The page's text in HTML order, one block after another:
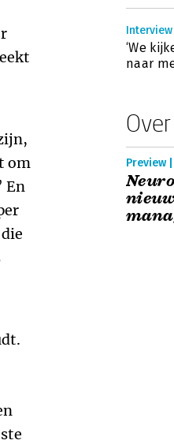
om
En
‘We
naar
Preview